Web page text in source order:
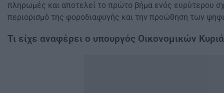
πληρωμές και αποτελεί το πρώτο βήμα ενός ευρύτερου
περιορισμό της φοροδιαφυγής και την προώθηση των
Τι είχε αναφέρει ο υπουργός Οικονομικών